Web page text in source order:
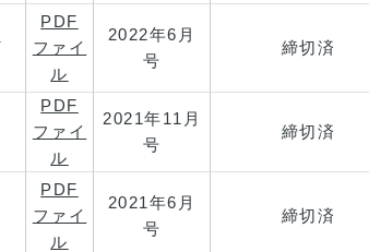
PDF
ファイ
ル
2022年6月
号
締切済
PDF
ファイ
ル
2021年11月
号
締切済
PDF
ファイ
ル
2021年6月
号
締切済